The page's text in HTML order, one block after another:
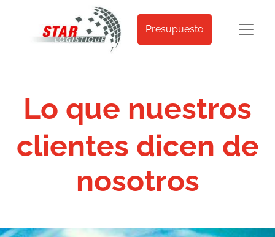
Presupuesto
​Lo que nuestros
clientes dicen de
nosotros